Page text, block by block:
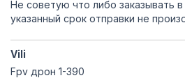
Не советую что либо заказывать
указанный срок отправки не
Vili
Fpv дрон 1-390